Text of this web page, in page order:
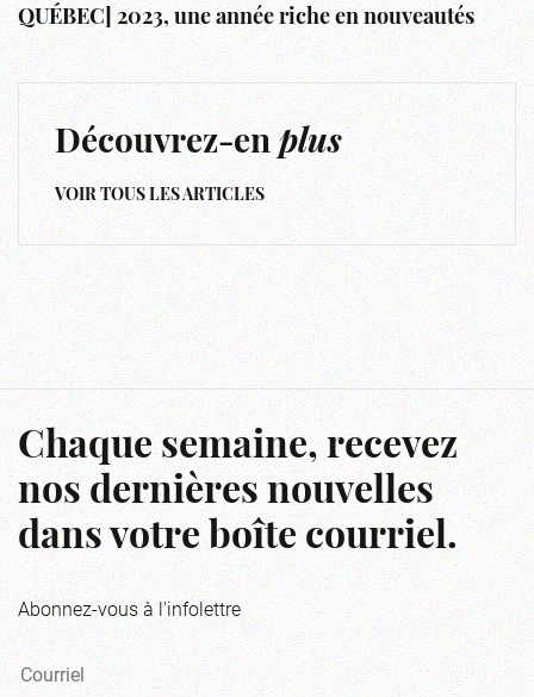
QUÉBEC] 2023, une année riche en nouveautés
Découvrez-enplus
VOIR TOUS LES ARTICLES
Chaque semaine, recevez
nos dernières nouvelles
dans votre boîte courriel.
Abonnez-vous à l'infolettre